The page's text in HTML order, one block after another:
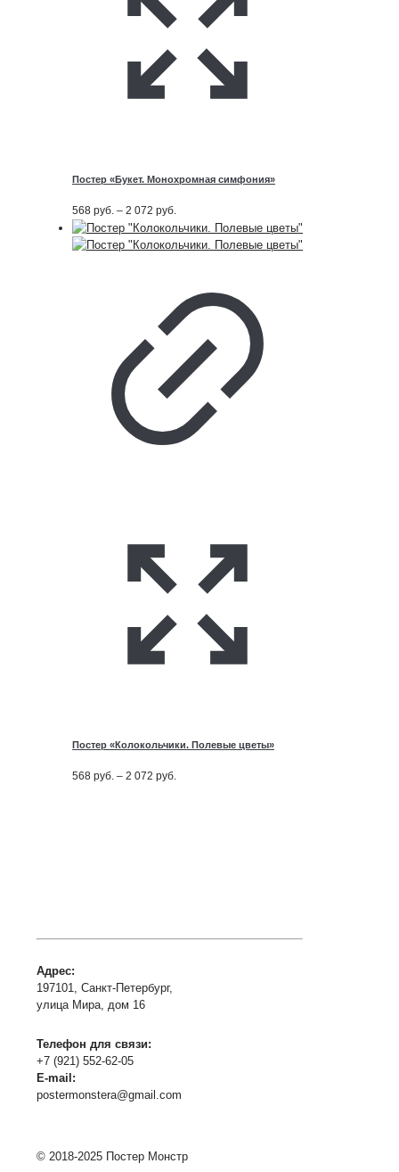
Постер «Букет. Монохромная симфония»
568 руб. – 2 072 руб.
цен:
568
2 072
руб.
Постер «Колокольчики. Полевые цветы»
568 руб. – 2 072 руб.
Адрес:
197101, Санкт-Петербург,
улица Мира, дом 16
Телефон для связи:
+7 (921) 552-62-05
E-mail:
postermonstera@gmail.com
© 2018-2025 Постер Монстр